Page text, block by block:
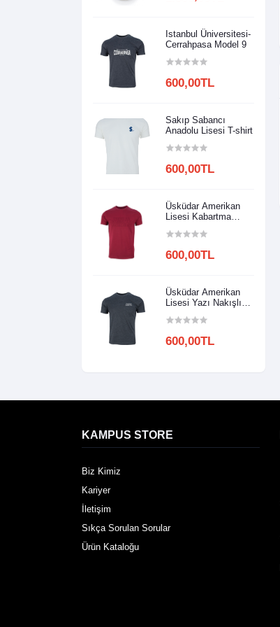
Istanbul Üniversitesi-
Cerrahpasa Model 9
600,00TL
Sakıp Sabancı
Anadolu Lisesi T-shirt
600,00TL
Üsküdar Amerikan
Lisesi Kabartma
600,00TL
Üsküdar Amerikan
Lisesi Yazı Nakışlı
600,00TL
KAMPUS STORE
Biz Kimiz
Kariyer
İletişim
Sıkça Sorulan Sorular
Ürün Kataloğu